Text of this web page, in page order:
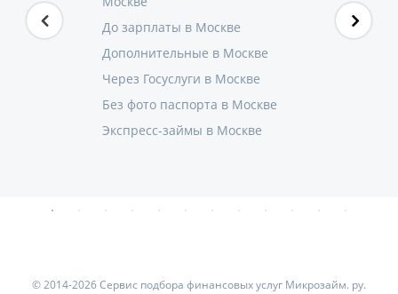
До зарплаты в Москве
Дополнительные в Москве
Через Госуслуги в Москве
Без фото паспорта в Москве
Экспресс-займы в Москве
© 2014-2026 Сервис подбора финансовых услуг Микрозайм. ру.